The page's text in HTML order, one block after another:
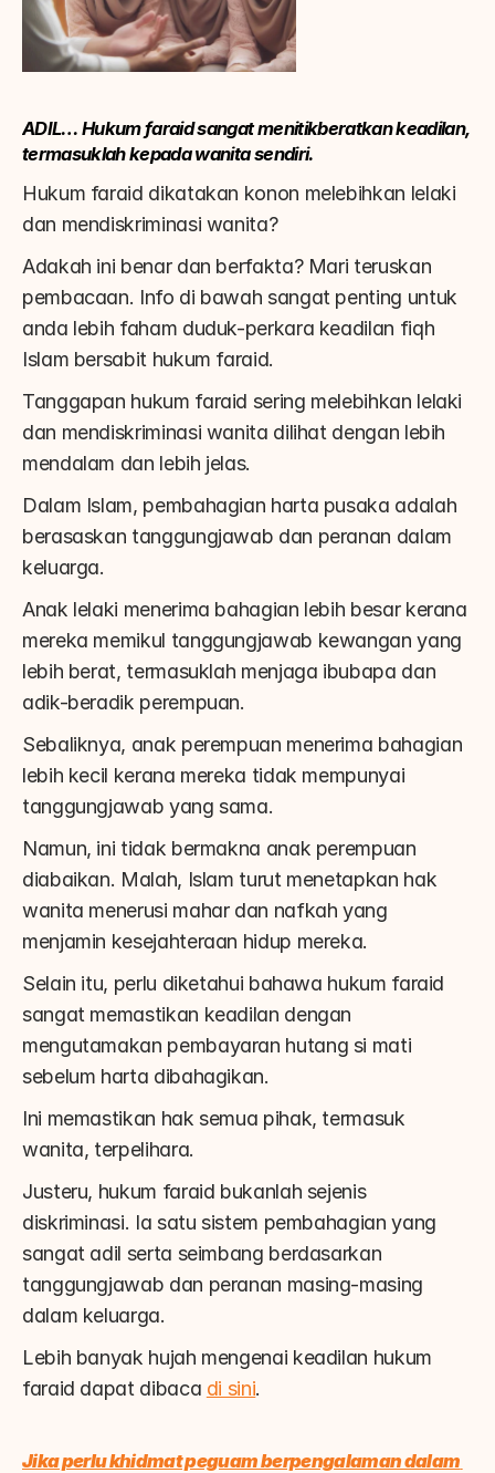
ADIL… Hukum faraid sangat menitikberatkan keadilan,
termasuklah kepada wanita sendiri.
Hukum faraid dikatakan konon melebihkan lelaki
dan mendiskriminasi wanita?
Adakah ini benar dan berfakta? Mari teruskan
pembacaan. Info di bawah sangat penting untuk
anda lebih faham duduk-perkara keadilan fiqh
Islam bersabit hukum faraid.
Tanggapan hukum faraid sering melebihkan lelaki
dan mendiskriminasi wanita dilihat dengan lebih
mendalam dan lebih jelas.
Dalam Islam, pembahagian harta pusaka adalah
berasaskan tanggungjawab dan peranan dalam
keluarga.
Anak lelaki menerima bahagian lebih besar kerana
mereka memikul tanggungjawab kewangan yang
lebih berat, termasuklah menjaga ibubapa dan
adik-beradik perempuan.
Sebaliknya, anak perempuan menerima bahagian
lebih kecil kerana mereka tidak mempunyai
tanggungjawab yang sama.
Namun, ini tidak bermakna anak perempuan
diabaikan. Malah, Islam turut menetapkan hak
wanita menerusi mahar dan nafkah yang
menjamin kesejahteraan hidup mereka.
Selain itu, perlu diketahui bahawa hukum faraid
sangat memastikan keadilan dengan
mengutamakan pembayaran hutang si mati
sebelum harta dibahagikan.
Ini memastikan hak semua pihak, termasuk
wanita, terpelihara.
Justeru, hukum faraid bukanlah sejenis
diskriminasi. Ia satu sistem pembahagian yang
sangat adil serta seimbang berdasarkan
tanggungjawab dan peranan masing-masing
dalam keluarga.
Lebih banyak hujah mengenai keadilan hukum
faraid dapat dibaca di sini.
Jika perlu khidmat peguam berpengalaman dalam